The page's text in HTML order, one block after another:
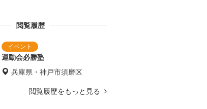
閲覧履歴
運動会必勝塾
兵庫県・神戸市須磨区
閲覧履歴をもっと見る